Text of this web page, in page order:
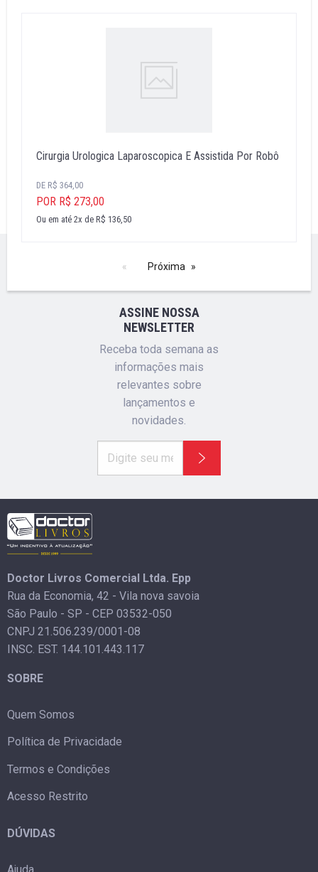
Cirurgia Urologica Laparoscopica E Assistida Por Robô
DE R$ 364,00
POR R$ 273,00
Ou em até 2x de R$ 136,50
Próxima
ASSINE NOSSA
NEWSLETTER
Receba toda semana as
informações mais
relevantes sobre
lançamentos e
novidades.
Doctor Livros Comercial Ltda. Epp
Rua da Economia, 42 - Vila nova savoia
São Paulo - SP - CEP 03532-050
CNPJ 21.506.239/0001-08
INSC. EST. 144.101.443.117
SOBRE
Quem Somos
Política de Privacidade
Termos e Condições
Acesso Restrito
DÚVIDAS